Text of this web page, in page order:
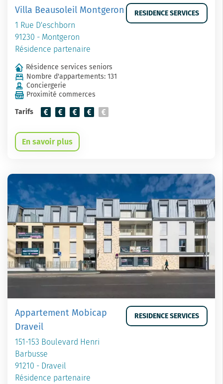
Villa Beausoleil Montgeron
1 Rue D'eschborn
91230 - Montgeron
Résidence partenaire
RESIDENCE SERVICES
Résidence services seniors
Nombre d'appartements: 131
Conciergerie
Proximité commerces
Tarifs
En savoir plus
Appartement Mobicap
Draveil
151-153 Boulevard Henri
Barbusse
91210 - Draveil
Résidence partenaire
RESIDENCE SERVICES